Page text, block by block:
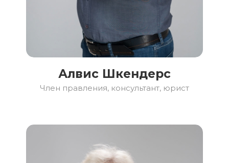
Алвис Шкендерс
Член правления, консультант, юрист